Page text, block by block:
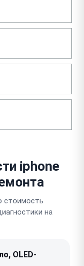
iphone
стоимость
на
OLED-